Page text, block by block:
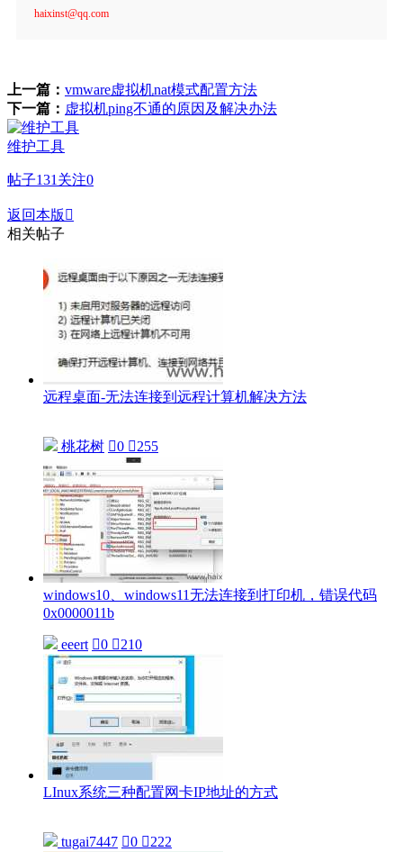
haixinst@qq.com
上一篇： vmware虚拟机nat模式配置方法
下一篇： 虚拟机ping不通的原因及解决办法
维护工具
帖子131 关注0
返回本版 
相关帖子
远程桌面-无法连接到远程计算机解决方法
桃花树 0 255
windows10、windows11无法连接到打印机，错误代码
0x0000011b
eeert 0 210
LInux系统三种配置网卡IP地址的方式
tugai7447 0 222